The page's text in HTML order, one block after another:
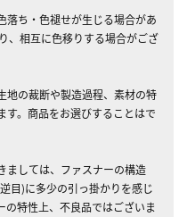
落ち・色褪せが生じる場合があ
、相互に色移りする場合がござ
地の裁断や製造過程、素材の特
す。商品をお選びすることはで
ましては、ファスナーの構造
目)に多少の引っ掛かりを感じ
の特性上、不良品ではございま